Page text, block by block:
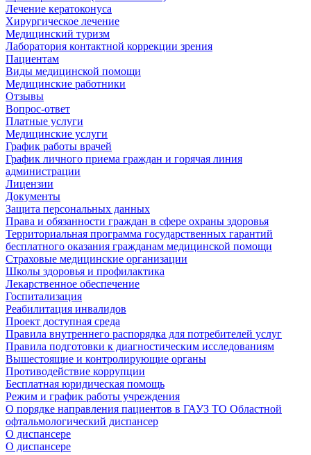
Лечение кератоконуса
Хирургическое лечение
Медицинский туризм
Лаборатория контактной коррекции зрения
Пациентам
Виды медицинской помощи
Медицинские работники
Отзывы
Вопрос-ответ
Платные услуги
Медицинские услуги
График работы врачей
График личного приема граждан и горячая линия
администрации
Лицензии
Документы
Защита персональных данных
Права и обязанности граждан в сфере охраны здоровья
Территориальная программа государственных гарантий
бесплатного оказания гражданам медицинской помощи
Страховые медицинские организации
Школы здоровья и профилактика
Лекарственное обеспечение
Госпитализация
Реабилитация инвалидов
Проект доступная среда
Правила внутреннего распорядка для потребителей услуг
Правила подготовки к диагностическим исследованиям
Вышестоящие и контролирующие органы
Противодействие коррупции
Бесплатная юридическая помощь
Режим и график работы учреждения
О порядке направления пациентов в ГАУЗ ТО Областной
офтальмологический диспансер
О диспансере
О диспансере